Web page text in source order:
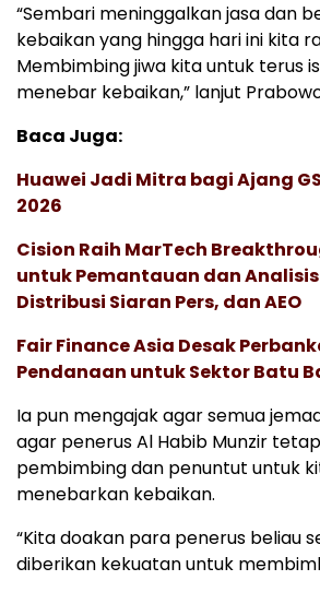
“Sembari meninggalkan jasa dan
kebaikan yang hingga hari ini kita
Membimbing jiwa kita untuk terus
menebar kebaikan,” lanjut
Baca Juga:
Huawei Jadi Mitra bagi Ajang
2026
Cision Raih MarTech
untuk Pemantauan dan
Distribusi Siaran Pers, dan AEO
Fair Finance Asia Desak
Pendanaan untuk Sektor Batu
Ia pun mengajak agar semua
agar penerus Al Habib Munzir
pembimbing dan penuntut untuk
menebarkan kebaikan.
“Kita doakan para penerus beliau
diberikan kekuatan untuk